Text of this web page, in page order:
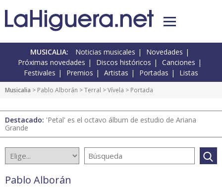
MUSICALIA: Noticias musicales
Novedades
Próximas novedades
Discos históricos
Canciones
Festivales
Premios Artistas Portadas Listas
Musicalia > Pablo Alborán >Terral >Vívela > Portada
Destacado: 'Petal' es el octavo álbum de estudio de Ariana
Grande
Pablo Alborán